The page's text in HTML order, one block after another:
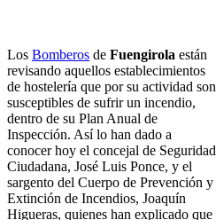
Los Bomberos de Fuengirola están
revisando aquellos establecimientos
de hostelería que por su actividad son
susceptibles de sufrir un incendio,
dentro de su Plan Anual de
Inspección. Así lo han dado a
conocer hoy el concejal de Seguridad
Ciudadana, José Luis Ponce, y el
sargento del Cuerpo de Prevención y
Extinción de Incendios, Joaquín
Higueras, quienes han explicado que